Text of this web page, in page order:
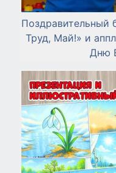
Поздравительный
Труд, Май!» и
Дню